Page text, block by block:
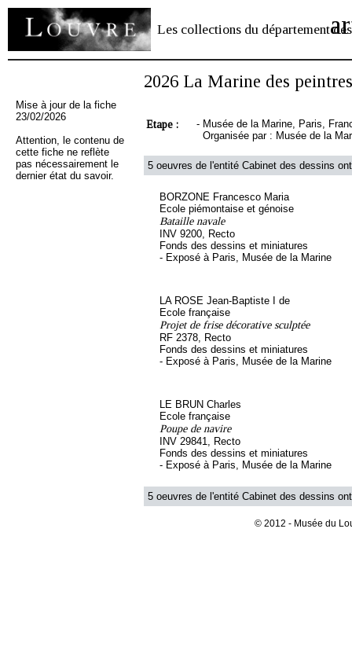
Les collections du département des
Mise à jour de la fiche
23/02/2026
Attention, le contenu de
cette fiche ne reflète
pas nécessairement le
dernier état du savoir.
2026 La Marine des peintres
Etape : - Musée de la Marine, Paris,
Organisée par : Musée de la
5 oeuvres de l'entité Cabinet des dessins
BORZONE Francesco Maria
Ecole piémontaise et génoise
Bataille navale
INV 9200, Recto
Fonds des dessins et miniatures
- Exposé à Paris, Musée de la Marine
LA ROSE Jean-Baptiste I de
Ecole française
Projet de frise décorative sculptée
RF 2378, Recto
Fonds des dessins et miniatures
- Exposé à Paris, Musée de la Marine
LE BRUN Charles
Ecole française
Poupe de navire
INV 29841, Recto
Fonds des dessins et miniatures
- Exposé à Paris, Musée de la Marine
5 oeuvres de l'entité Cabinet des dessins
© 2012 - Musée du